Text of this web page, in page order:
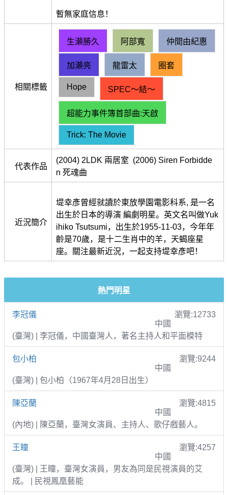
暫無家庭信息！
相關標籤
生瀨勝久 阿部寬 仲間由紀惠
加瀨亮 龍雷太 圈套
Hope SPEC～結～
超能力事件簿首部曲:天啟
Trick: The Movie
代表作品
(2004) 2LDK 兩居室 (2006) Siren Forbidde
n 死魂曲
近況簡介
堤幸彥曾經就讀於東放學園電影科系, 是一名
出生於日本的導演 編劇明星。英文名叫做Yuk
ihiko Tsutsumi，出生於1955-11-03，今年年
齡是70歲，是十二生肖中的羊，天蝎座星
座。關注最新近況，一起支持堤幸彥吧！
熱門明星
李冠儀
瀏覽:12733
中國
(臺灣) | 李冠儀，中國臺灣人，著名主持人和平面模特
包小柏
瀏覽:9244
中國
(臺灣) | 包小柏（1967年4月28日出生）
陳亞蘭
瀏覽:4815
中國
(內地) | 陳亞蘭，臺灣女演員、主持人、歌仔戲藝人。
王瞳
瀏覽:4257
中國
(臺灣) | 王瞳，臺灣女演員，男友為同是民視演員的艾
成。 | 民視鳳凰藝能